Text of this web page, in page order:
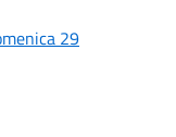
29